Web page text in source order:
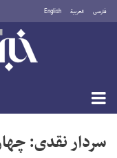
فارسی العربية English
جمعه ۱۶ مرداد
سردار نقدی: